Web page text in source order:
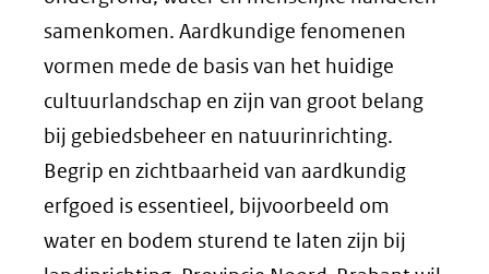
samenkomen. Aardkundige fenomenen
vormen mede de basis van het huidige
cultuurlandschap en zijn van groot belang
bij gebiedsbeheer en natuurinrichting.
Begrip en zichtbaarheid van aardkundig
erfgoed is essentieel, bijvoorbeeld om
water en bodem sturend te laten zijn bij